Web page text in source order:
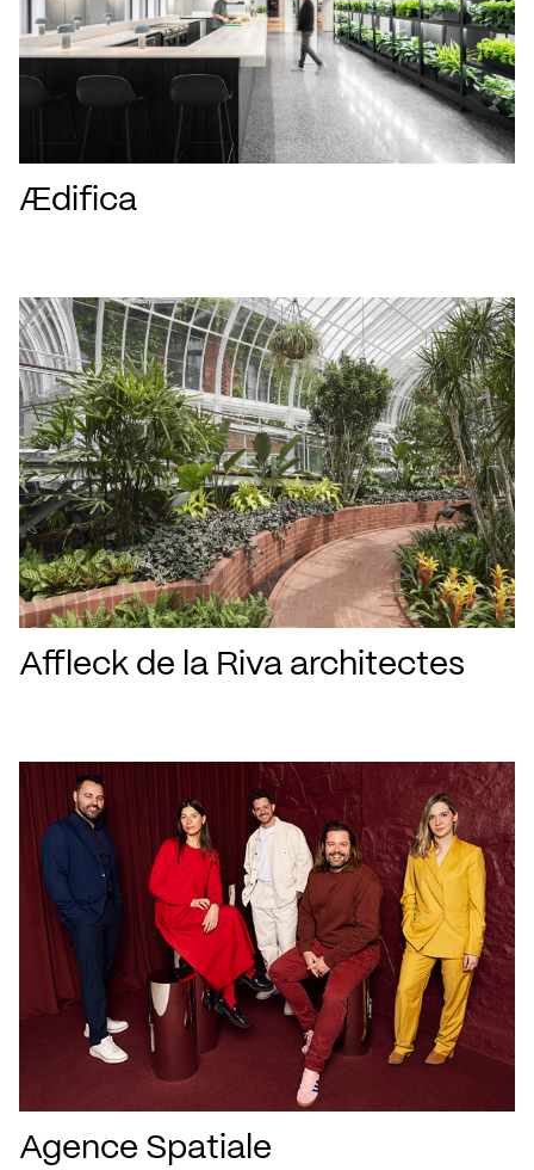
Ædifica
Affleck de la Riva architectes
Agence Spatiale